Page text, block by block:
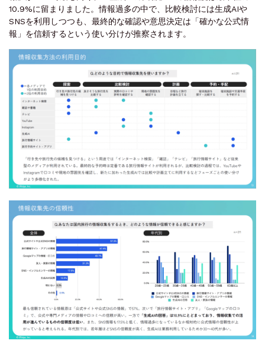
10.9%に留まりました。情報過多の中で、比較検討には生成AIや
SNSを利用しつつも、最終的な確認や意思決定は「確かな公式情
報」を信頼するという使い分けが推察されます。